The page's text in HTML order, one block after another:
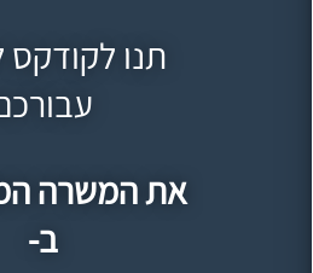
תנו
את המשרה
ב-